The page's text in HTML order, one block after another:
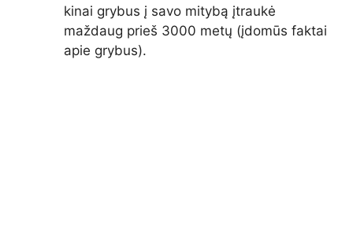
kinai grybus į savo mitybą įtraukė
maždaug prieš 3000 metų (įdomūs faktai
apie grybus).